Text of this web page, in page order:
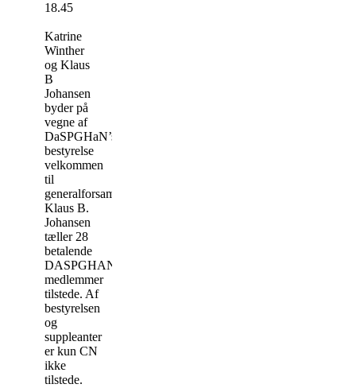
18.45
Katrine
Winther
og Klaus
B
Johansen
byder på
vegne af
DaSPGHaN’s
bestyrelse
velkommen
til
generalforsamlingen.
Klaus B.
Johansen
tæller 28
betalende
DASPGHAN
medlemmer
tilstede. Af
bestyrelsen
og
suppleanter
er kun CN
ikke
tilstede.